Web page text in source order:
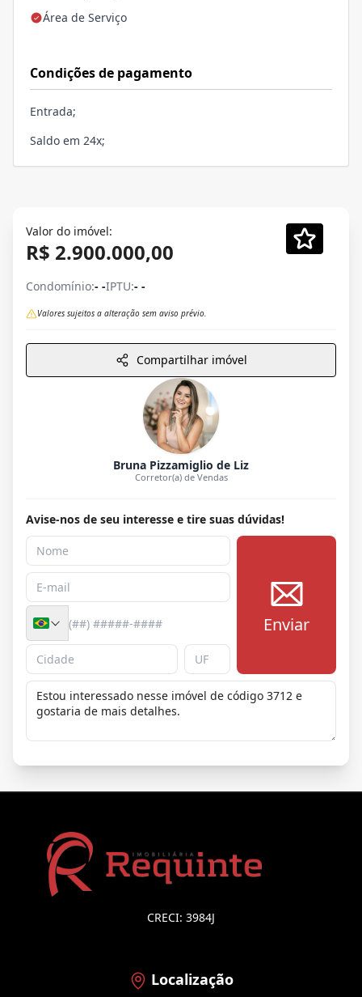
Área de Serviço
Condições de pagamento
Entrada;
Saldo em 24x;
Valor do imóvel:
R$ 2.900.000,00
Condomínio:- -IPTU:- -
Valores sujeitos a alteração sem aviso prévio.
Compartilhar imóvel
Bruna Pizzamiglio de Liz
Corretor(a) de Vendas
Avise-nos de seu interesse e tire suas dúvidas!
Enviar
CRECI: 3984J
Localização